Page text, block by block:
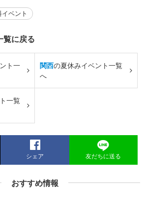
ベント
覧に戻る
ト一
関西の夏休みイベント一覧
へ
一覧
シェア 友だちに送る
おすすめ情報